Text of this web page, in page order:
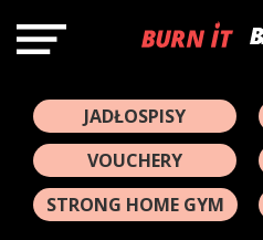
JADŁOSPISY
VOUCHERY
STRONG HOME GYM